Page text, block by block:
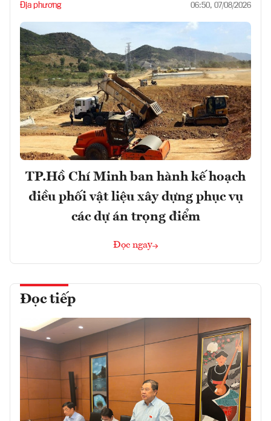
Địa phương 06:50, 07/08/2026
TP.Hồ Chí Minh ban hành kế hoạch
điều phối vật liệu xây dựng phục vụ
các dự án trọng điểm
Đọc ngay
Đọc tiếp